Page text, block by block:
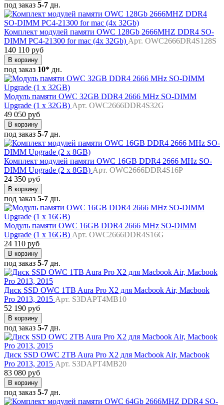
под заказ 5-7 дн.
Комплект модулей памяти OWC 128Gb 2666MHZ DDR4 SO-
DIMM PC4-21300 for mac (4x 32Gb) Арт. OWC2666DR4S128S
140 110 руб
В корзину
под заказ 10* дн.
Модуль памяти OWC 32GB DDR4 2666 MHz SO-DIMM
Upgrade (1 x 32GB) Арт. OWC2666DDR4S32G
49 050 руб
В корзину
под заказ 5-7 дн.
Комплект модулей памяти OWC 16GB DDR4 2666 MHz SO-
DIMM Upgrade (2 x 8GB) Арт. OWC2666DDR4S16P
24 350 руб
В корзину
под заказ 5-7 дн.
Модуль памяти OWC 16GB DDR4 2666 MHz SO-DIMM
Upgrade (1 x 16GB) Арт. OWC2666DDR4S16G
24 110 руб
В корзину
под заказ 5-7 дн.
Диск SSD OWC 1TB Aura Pro X2 для Macbook Air, Macbook
Pro 2013, 2015 Арт. S3DAPT4MB10
52 190 руб
В корзину
под заказ 5-7 дн.
Диск SSD OWC 2TB Aura Pro X2 для Macbook Air, Macbook
Pro 2013, 2015 Арт. S3DAPT4MB20
83 080 руб
В корзину
под заказ 5-7 дн.